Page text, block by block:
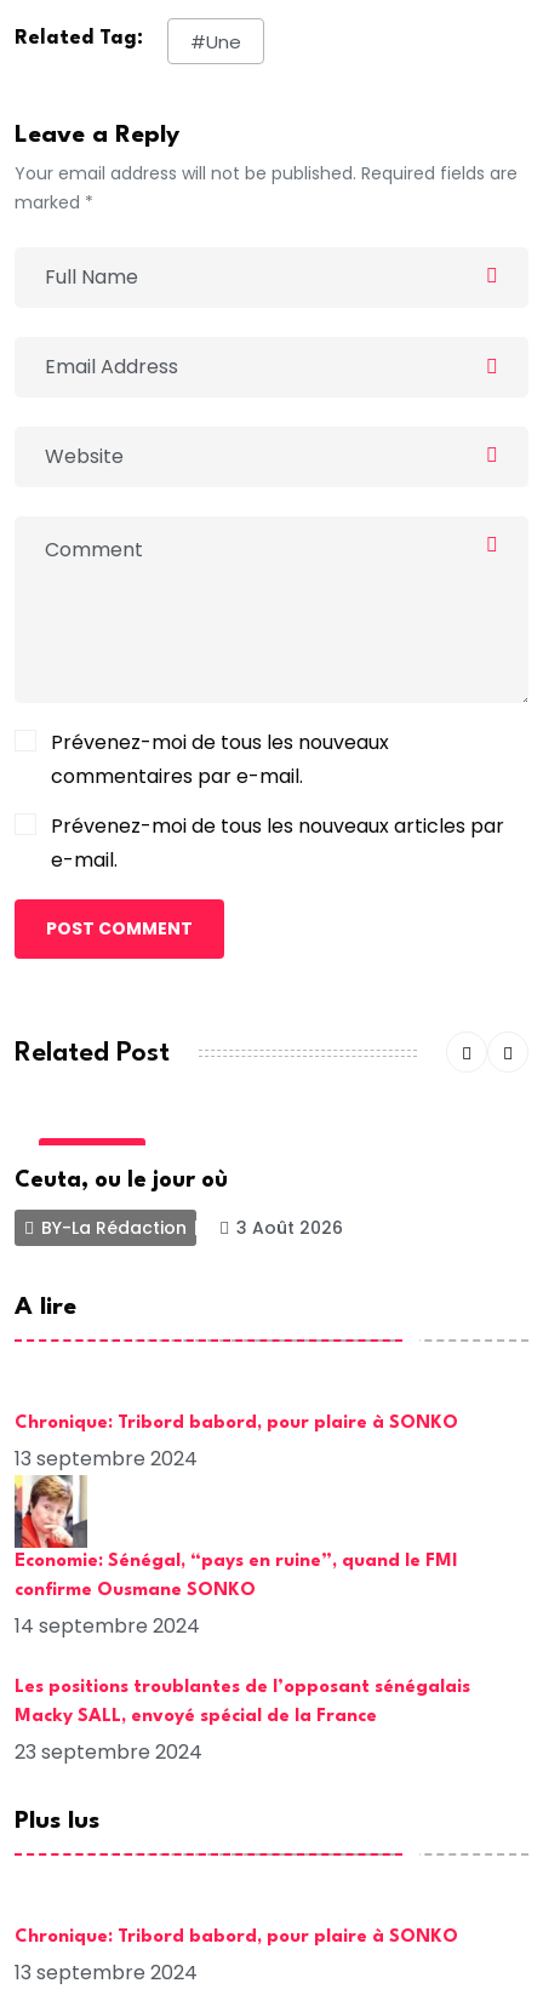
Related Tag: #une
Leave a Reply
Your email address will not be published. Required fields are
marked *
Prévenez-moi de tous les nouveaux
commentaires par e-mail.
Prévenez-moi de tous les nouveaux articles par
e-mail.
POST COMMENT
Related Post
Ceuta, ou le jour où
BY-La Rédaction 3 Août 2026
A lire
Chronique: Tribord babord, pour plaire à SONKO
13 septembre 2024
Economie: Sénégal, “pays en ruine”, quand le FMI
confirme Ousmane SONKO
14 septembre 2024
Les positions troublantes de l’opposant sénégalais
Macky SALL, envoyé spécial de la France
23 septembre 2024
Plus lus
Chronique: Tribord babord, pour plaire à SONKO
13 septembre 2024